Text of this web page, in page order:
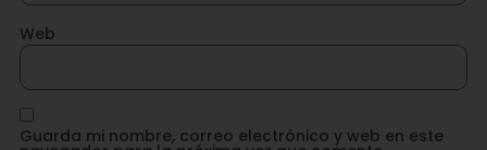
Web
Guarda mi nombre, correo electrónico y web en este